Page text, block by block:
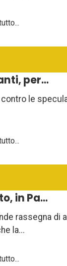
per...
contro le
in Pa...
rassegna di
la...